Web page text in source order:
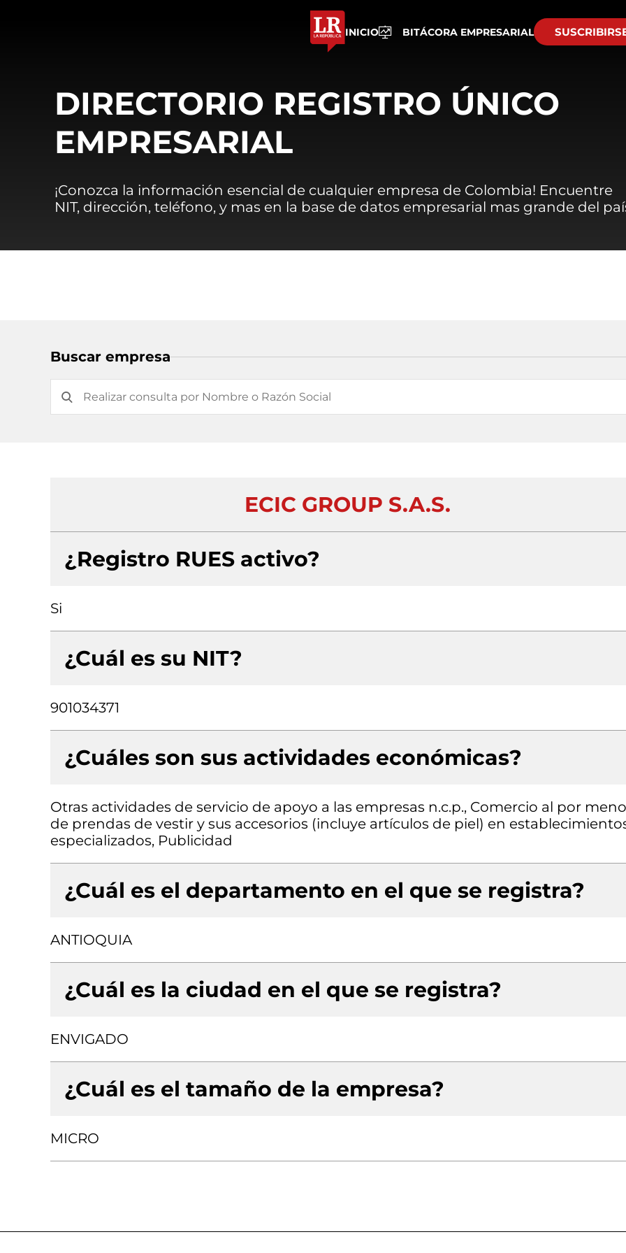
INICIO BITÁCORA EMPRESARIAL
DIRECTORIO REGISTRO ÚNICO
EMPRESARIAL
¡Conozca la información esencial de cualquier empresa de Colombia! Encuentre
NIT, dirección, teléfono, y mas en la base de datos empresarial mas grande del
Buscar empresa
ECIC GROUP S.A.S.
¿Registro RUES activo?
Si
¿Cuál es su NIT?
901034371
¿Cuáles son sus actividades económicas?
Otras actividades de servicio de apoyo a las empresas n.c.p., Comercio al por
de prendas de vestir y sus accesorios (incluye artículos de piel) en
especializados, Publicidad
¿Cuál es el departamento en el que se registra?
ANTIOQUIA
¿Cuál es la ciudad en el que se registra?
ENVIGADO
¿Cuál es el tamaño de la empresa?
MICRO